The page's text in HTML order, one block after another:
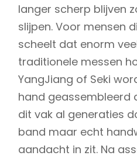
langer scherp blijven
slijpen. Voor mensen
scheelt dat enorm
traditionele messen
YangJiang of Seki
hand geassembleerd
dit vak al generaties
band maar echt
aandacht in zit. Na